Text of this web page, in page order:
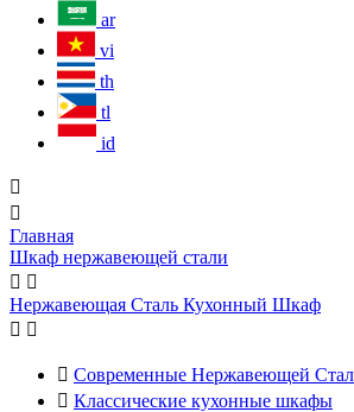
ar
vi
th
tl
id


Главная
Шкаф нержавеющей стали
 
Нержавеющая Сталь Кухонный Шкаф
 
 Современные Нержавеющей
 Классические кухонные шкафы